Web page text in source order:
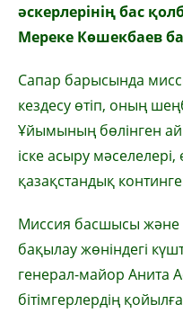
әскерлерінің бас
Мереке Көшекбаев
Сапар барысында
кездесу өтіп, оның
Ұйымының бөлінген
іске асыру мәселелері,
қазақстандық
Миссия басшысы және
бақылау жөніндегі
генерал-майор Анита
бітімгерлердің